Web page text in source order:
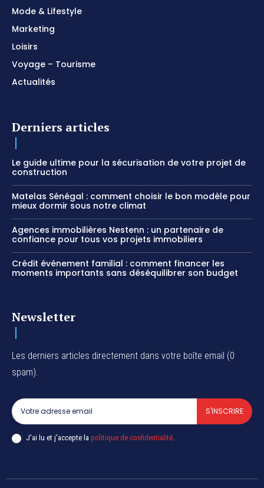
Mode & Lifestyle
Marketing
Loisirs
Voyage – Tourisme
Actualités
Derniers articles
Le guide ultime pour la sécurisation de votre projet de
construction
Matelas Sénégal : comment choisir le bon modèle pour
mieux dormir sous notre climat
Agences immobilières Nestenn : un partenaire de
confiance pour tous vos projets immobiliers
Crédit événement familial : comment financer les
moments importants sans déséquilibrer son budget
Newsletter
Les derniers articles directement dans votre boîte email (0
spam).
S'INSCRIRE
J'ai lu et j'accepte la politique de confidentialité.